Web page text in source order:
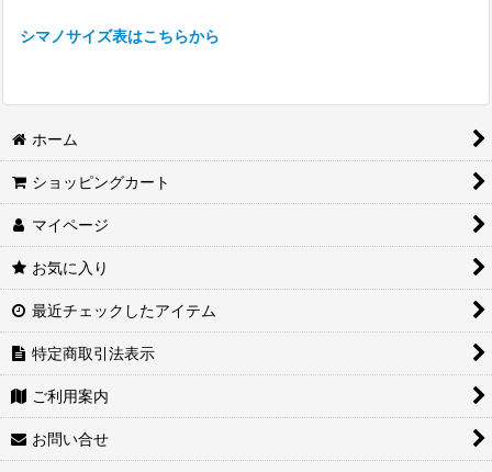
シマノサイズ表はこちらから
ホーム
ショッピングカート
マイページ
お気に入り
最近チェックしたアイテム
特定商取引法表示
ご利用案内
お問い合せ